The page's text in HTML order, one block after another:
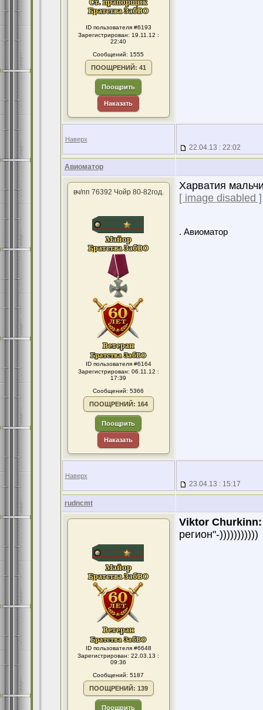
ID пользователя #6193
Зарегистрирован: 19.11.12 :
22:40
Сообщений: 1555
ПООЩРЕНИЙ: 41
Поощрить
Наказать
Наверх
22.04.13 : 22:02
Авиоматор
вч/пп 76392 Чойр 80-82год.
ID пользователя #6164
Зарегистрирован: 06.11.12 :
17:39
Сообщений: 5366
ПООЩРЕНИЙ: 164
Поощрить
Наказать
Харватия
[ image disabled ]
. Авиоматор
Наверх
23.04.13 : 15:17
rudncmt
ID пользователя #6648
Зарегистрирован: 22.03.13 :
09:36
Сообщений: 5187
ПООЩРЕНИЙ: 139
Поощрить
Viktor Churkinn:
регион"-)))))))))))